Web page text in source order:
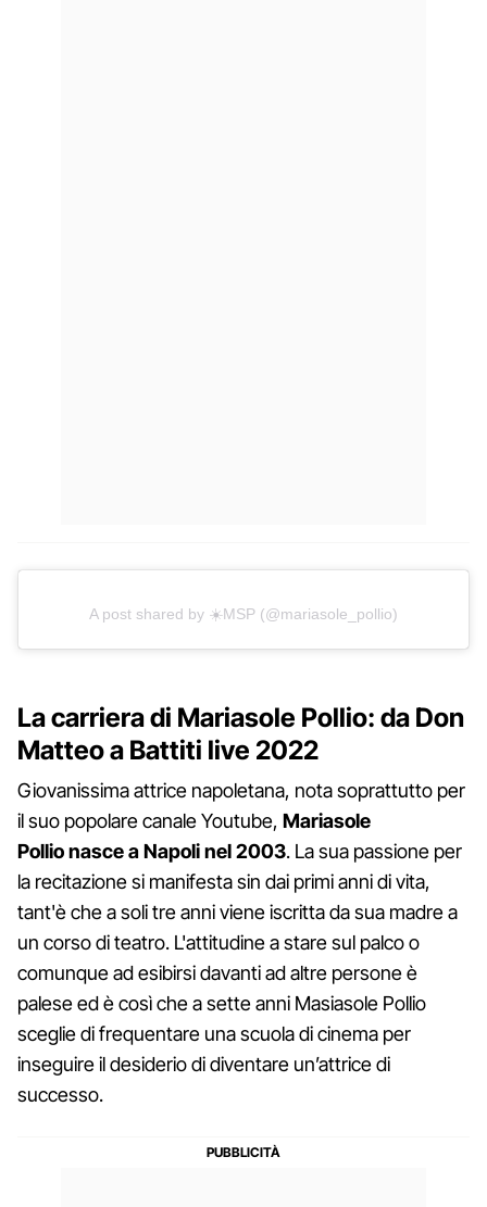
A post shared by ☀️MSP (@mariasole_pollio)
La carriera di Mariasole Pollio: da Don
Matteo a Battiti live 2022
Giovanissima attrice napoletana, nota soprattutto per
il suo popolare canale Youtube, Mariasole
Pollio nasce a Napoli nel 2003. La sua passione per
la recitazione si manifesta sin dai primi anni di vita,
tant'è che a soli tre anni viene iscritta da sua madre a
un corso di teatro. L'attitudine a stare sul palco o
comunque ad esibirsi davanti ad altre persone è
palese ed è così che a sette anni Masiasole Pollio
sceglie di frequentare una scuola di cinema per
inseguire il desiderio di diventare un’attrice di
successo.